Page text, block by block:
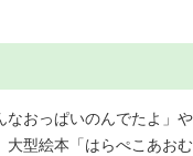
なおっぱいのんでたよ」
大型絵本「はらぺこあお